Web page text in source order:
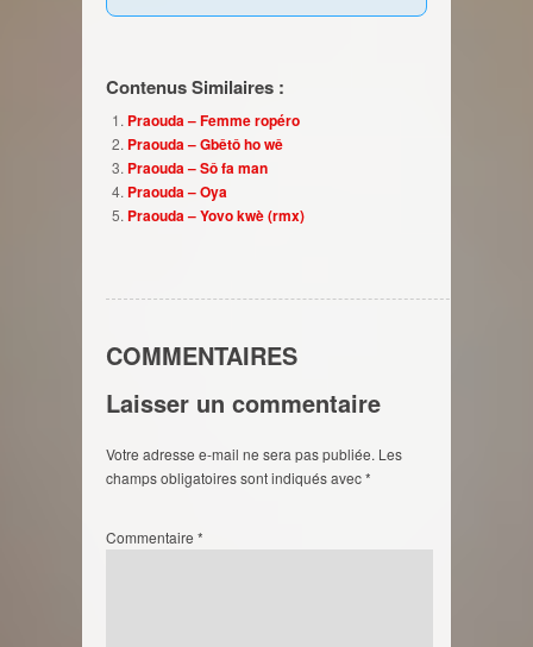
Contenus Similaires :
Praouda – Femme ropéro
Praouda – Gbêtô ho wê
Praouda – Sô fa man
Praouda – Oya
Praouda – Yovo kwè (rmx)
COMMENTAIRES
Laisser un commentaire
Votre adresse e-mail ne sera pas publiée. Les
champs obligatoires sont indiqués avec*
Commentaire *